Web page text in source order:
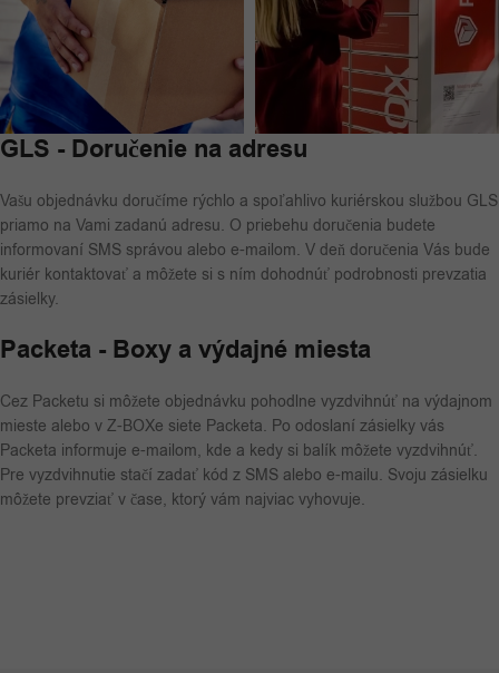
GLS - Doručenie na adresu
Vašu objednávku doručíme rýchlo a spoľahlivo kuriérskou službou GLS
priamo na Vami zadanú adresu. O priebehu doručenia budete
informovaní SMS správou alebo e-mailom. V deň doručenia Vás bude
kuriér kontaktovať a môžete si s ním dohodnúť podrobnosti prevzatia
zásielky.
Packeta - Boxy a výdajné miesta
Cez Packetu si môžete objednávku pohodlne vyzdvihnúť na výdajnom
mieste alebo v Z-BOXe siete Packeta. Po odoslaní zásielky vás
Packeta informuje e-mailom, kde a kedy si balík môžete vyzdvihnúť.
Pre vyzdvihnutie stačí zadať kód z SMS alebo e-mailu. Svoju zásielku
môžete prevziať v čase, ktorý vám najviac vyhovuje.